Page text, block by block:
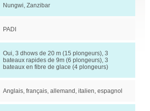
Nungwi, Zanzibar
PADI
Oui, 3 dhows de 20 m (15 plongeurs), 3
bateaux rapides de 9m (6 plongeurs), 3
bateaux en fibre de glace (4 plongeurs)
Anglais, français, allemand, italien, espagnol